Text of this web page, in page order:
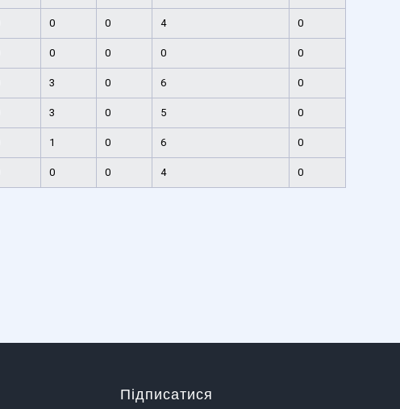
0 0 4 0
0 0 0 0
3 0 6 0
3 0 5 0
1 0 6 0
0 0 4 0
Підписатися